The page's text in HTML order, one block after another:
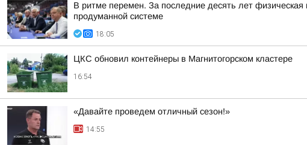
В ритме перемен. За последние десять лет
продуманной системе
18:05
ЦКС обновил контейнеры в Магнитогорском кластере
16:54
«Давайте проведем отличный сезон!»
14:55